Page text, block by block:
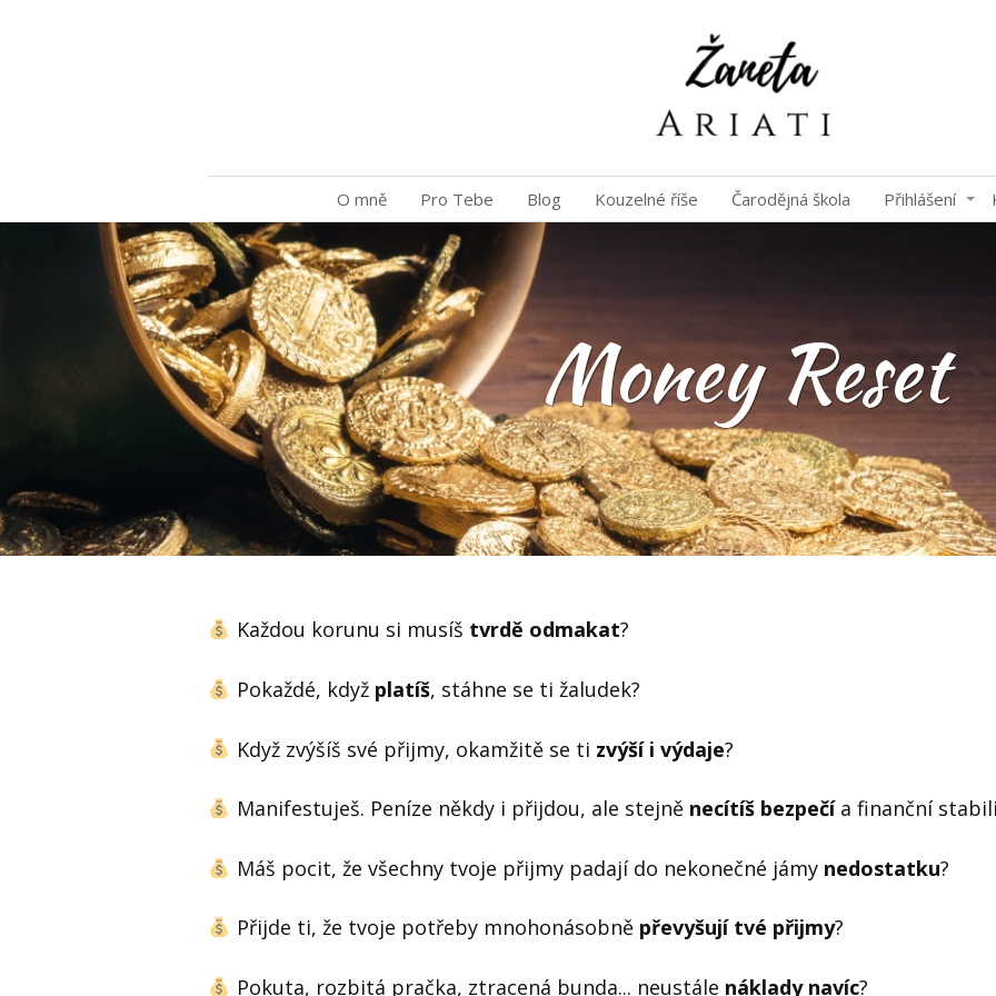
O mně Pro Tebe Blog Kouzelné říše Čarodějná škola Přihlášení
Money Reset
Každou korunu si musíš tvrdě odmakat?
Pokaždé, když platíš, stáhne se ti žaludek?
Když zvýšíš své přijmy, okamžitě se ti zvýší i výdaje?
Manifestuješ. Peníze někdy i přijdou, ale stejně necítíš bezpečía finanční
Máš pocit, že všechny tvoje přijmy padají do nekonečné jámy nedostatku?
Přijde ti, že tvoje potřeby mnohonásobně převyšují tvé přijmy?
Pokuta, rozbitá pračka, ztracená bunda... neustále náklady navíc?